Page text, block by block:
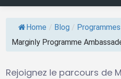
Home / Blog /
Marginly Programme
Rejoignez le parcours de